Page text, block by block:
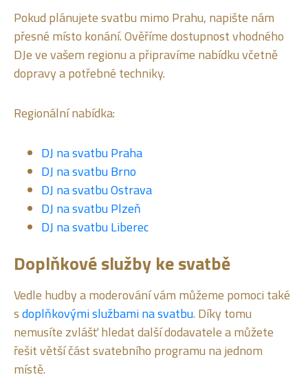
Pokud plánujete svatbu mimo Prahu, napište nám
přesné místo konání. Ověříme dostupnost vhodného
DJe ve vašem regionu a připravíme nabídku včetně
dopravy a potřebné techniky.
Regionální nabídka:
DJ na svatbu Praha
DJ na svatbu Brno
DJ na svatbu Ostrava
DJ na svatbu Plzeň
DJ na svatbu Liberec
Doplňkové služby ke svatbě
Vedle hudby a moderování vám můžeme pomoci také
sdoplňkovými službami na svatbu. Díky tomu
nemusíte zvlášť hledat další dodavatele a můžete
řešit větší část svatebního programu na jednom
místě.